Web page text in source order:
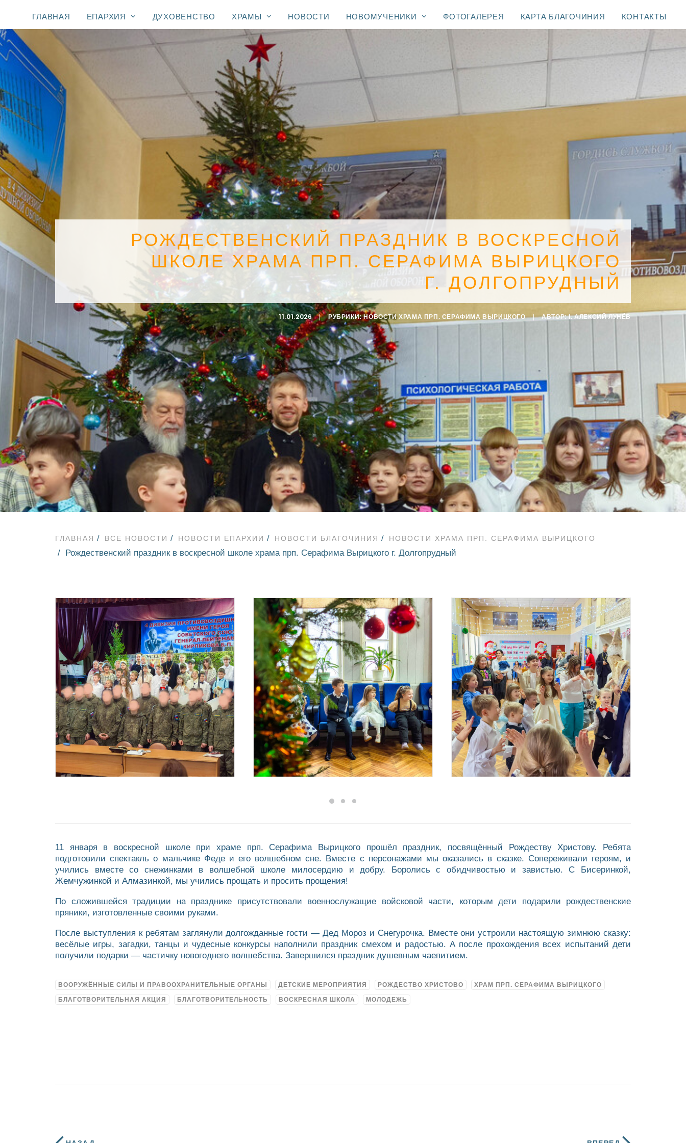
ГЛАВНАЯ ЕПАРХИЯ ДУХОВЕНСТВО ХРАМЫ НОВОСТИ НОВОМУЧЕНИКИ ФОТОГАЛЕРЕЯ КАРТА БЛАГОЧИНИЯ КОНТАКТЫ
РОЖДЕСТВЕНСКИЙ ПРАЗДНИК В ВОСКРЕСНОЙ
ШКОЛЕ ХРАМА ПРП. СЕРАФИМА ВЫРИЦКОГО
Г. ДОЛГОПРУДНЫЙ
11.01.2026 | РУБРИКИ:НОВОСТИ ХРАМА ПРП. СЕРАФИМА ВЫРИЦКОГО | АВТОР:I. АЛЕКСИЙ ЛУНЁВ
ГЛАВНАЯ ВСЕ НОВОСТИ НОВОСТИ ЕПАРХИИ НОВОСТИ БЛАГОЧИНИЯ НОВОСТИ ХРАМА ПРП. СЕРАФИМА ВЫРИЦКОГО
Рождественский праздник в воскресной школе храма прп. Серафима Вырицкого г. Долгопрудный
11 января в воскресной школе при храме прп. Серафима Вырицкого прошёл праздник, посвящённый Рождеству Христову. Ребята
подготовили спектакль о мальчике Феде и его волшебном сне. Вместе с персонажами мы оказались в сказке. Сопереживали героям, и
учились вместе со снежинками в волшебной школе милосердию и добру. Боролись с обидчивостью и завистью. С Бисеринкой,
Жемчужинкой и Алмазинкой, мы учились прощать и просить прощения!
По сложившейся традиции на празднике присутствовали военнослужащие войсковой части, которым дети подарили рождественские
пряники, изготовленные своими руками.
После выступления к ребятам заглянули долгожданные гости — Дед Мороз и Снегурочка. Вместе они устроили настоящую зимнюю сказку:
весёлые игры, загадки, танцы и чудесные конкурсы наполнили праздник смехом и радостью. А после прохождения всех испытаний дети
получили подарки — частичку новогоднего волшебства. Завершился праздник душевным чаепитием.
ВООРУЖЁННЫЕ СИЛЫ И ПРАВООХРАНИТЕЛЬНЫЕ ОРГАНЫ ДЕТСКИЕ МЕРОПРИЯТИЯ РОЖДЕСТВО ХРИСТОВО ХРАМ ПРП. СЕРАФИМА ВЫРИЦКОГО
БЛАГОТВОРИТЕЛЬНАЯ АКЦИЯ БЛАГОТВОРИТЕЛЬНОСТЬ ВОСКРЕСНАЯ ШКОЛА МОЛОДЕЖЬ